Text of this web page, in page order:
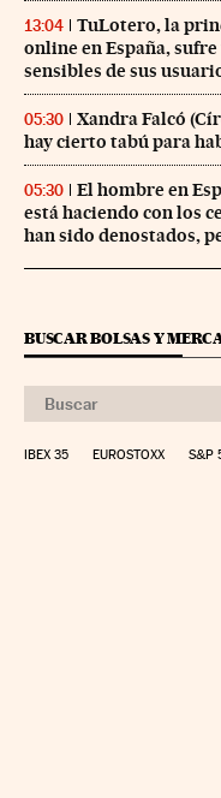
13:04
TuLotero, la
online en España,
sensibles de sus
05:30
Xandra Falcó
hay cierto tabú para
05:30
El hombre en
está haciendo con los
han sido denostados,
BUSCAR BOLSAS Y
IBEX 35 EUROSTOXX S&P